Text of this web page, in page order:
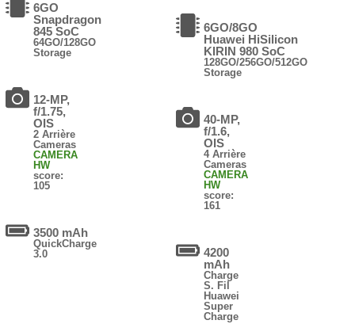
6GO
Snapdragon
845 SoC
64GO/128GO
Storage
12-MP,
f/1.75,
OIS
2 Arrière
Cameras
CAMERA
HW
score:
105
3500 mAh
QuickCharge
3.0
6GO/8GO
Huawei HiSilicon
KIRIN 980 SoC
128GO/256GO/512GO
Storage
40-MP,
f/1.6,
OIS
4 Arrière
Cameras
CAMERA
HW
score:
161
4200
mAh
Charge
S. Fil
Huawei
Super
Charge